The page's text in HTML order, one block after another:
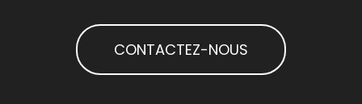
CONTACTEZ-NOUS